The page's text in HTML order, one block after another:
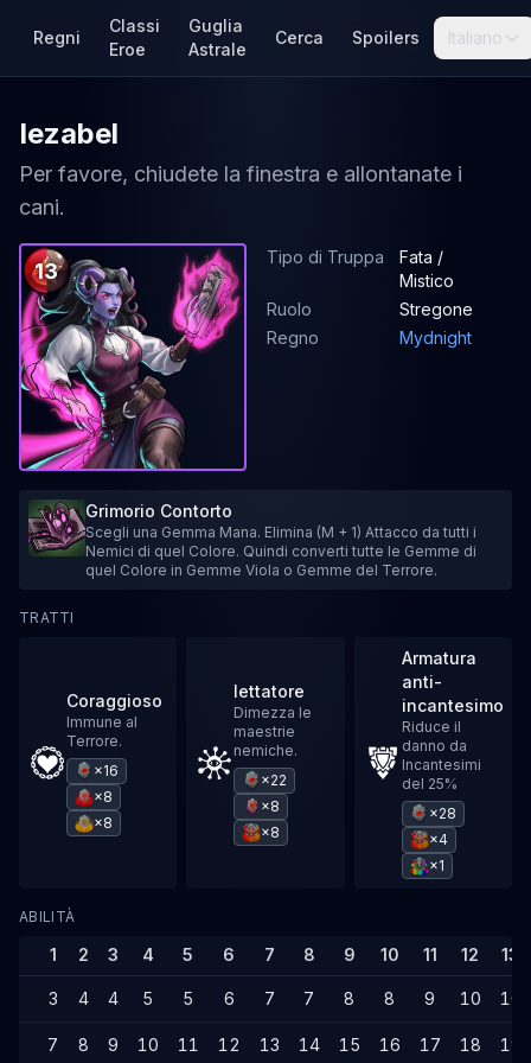
Regni
Classi
Eroe
Guglia
Astrale
Cerca Spoilers Italiano
Iezabel
Per favore, chiudete la finestra e allontanate i
cani.
13
Tipo di Truppa
Fata /
Mistico
Ruolo
Stregone
Regno
Mydnight
Grimorio Contorto
Scegli una Gemma Mana. Elimina (M + 1) Attacco da tutti i
Nemici di quel Colore. Quindi converti tutte le Gemme di
quel Colore in Gemme Viola o Gemme del Terrore.
TRATTI
Coraggioso
Immune al
Terrore.
×16
×8
×8
Iettatore
Dimezza le
maestrie
nemiche.
×22
×8
×8
Armatura
anti-
incantesimo
Riduce il
danno da
Incantesimi
del 25%
×28
×4
×1
ABILITÀ
1 2 3 4 5 6 7 8 9 10 11 12 13
3 4 4 5 5 6 7 7 8 8 9 10 10
7 8 9 10 11 12 13 14 15 16 17 18 19